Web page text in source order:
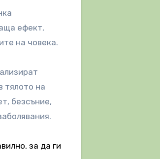
ефект,
на човека.
тялото на
безсъние,
за да ги